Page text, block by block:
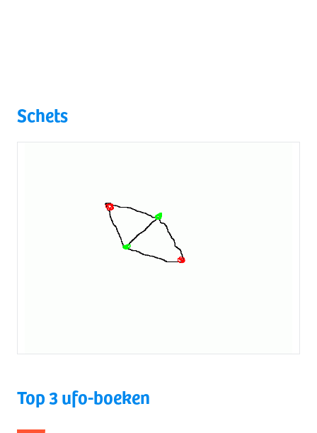
Schets
Top 3 ufo-boeken